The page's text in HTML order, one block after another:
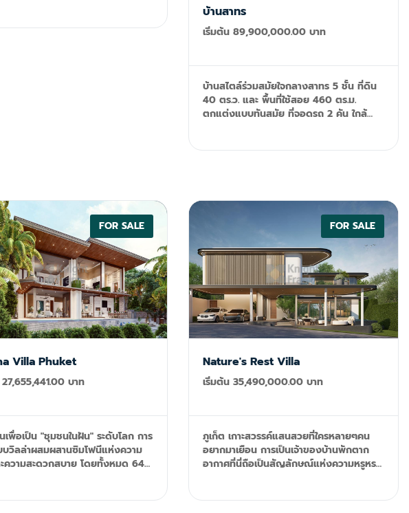
บริการ - สระว่ายน้ำริมชายหาด - สปา -
ฟิตเนสที่มีอุปกรณ์ครบครัน - คิดส์คลับ
พร้อมแคมป์ซาฟารี และ E-Zone - ศูนย์
รีสอร์ท - บริการเรือยอทช์ส่วนตัว ร้านอาหาร
และบาร์ - ร้านอาหารที่ให้บริการตลอดทั้งวัน -
ร้านอาหารริมสระว่ายน้ำ - สถานที่จัดงานส่วน
ตัว
ของภูเก็ตได้อย่างง่ายดาย วิลล่า
Waters ภาพรวม: + วิลล่า
ว 2 ชั้น + 5 ห้องนอน + 5 ห้องน้ำ
ยน้ำส่วนตัวยาว 12 เมตร + ห้องอ่าน
+ ห้องนั่งเล่นชั้นล่าง + ห้องนั่งเล่น
ห้องครัวสำหรับพนักงาน + ห้องครัว
ประทานอาหาร + ศาลา + ห้องซักรีด
ม่บ้าน + สวนภูมิทัศน์ + ที่นั่งกลาง
นที่บาร์บีคิว + ขนาดแปลงประมาณ
รม.
บ้านสาทร
เริ่มต้น 89,900,000.00 บาท
บ้านสไตล์ร่วมสมัยใจกลางสาทร 5 ชั้น ที่ดิน
40 ตร.ว. และ พื้นที่ใช้สอย 460 ตร.ม.
ตกแต่งแบบทันสมัย ที่จอดรถ 2 คัน ใกล้
resaleproject@th.knightfrank.com
FOR SALE
Villa Phuket
บาท
เพื่อเป็น "ชุมชนในฝัน" ระดับโลก การ
วิลล่าผสมผสานซิมโฟนีแห่งความ
ความสะดวกสบาย โดยทั้งหมด 64
ความสง่างามสอดคล้องกับความ
FOR SALE
Nature's Rest Villa
เริ่มต้น 35,490,000.00 บาท
ภูเก็ต เกาะสวรรค์แสนสวยที่ใครหลายๆคน
อยากมาเยือน การเป็นเจ้าของบ้านพักตาก
อากาศที่นี่ถือเป็นสัญลักษณ์แห่งความหรูหรา
และสิ่งอำนวยความสะดวกที่ทันสมัย มอบ